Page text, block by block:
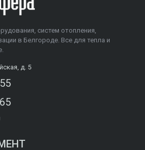
систем отопления,
в Белгороде. Все для тепла и
д. 5